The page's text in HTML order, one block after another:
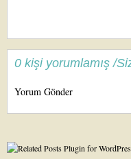
0 kişi yorumlamış /
Yorum Gönder